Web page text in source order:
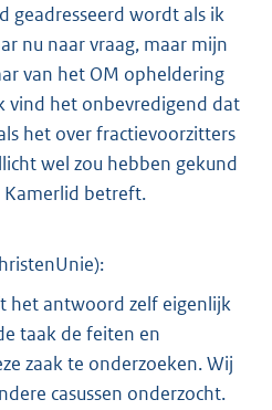
geadresseerd wordt als ik
nu naar vraag, maar mijn
van het OM opheldering
vind het onbevredigend dat
het over fractievoorzitters
wel zou hebben gekund
Kamerlid betreft.
):
het antwoord zelf eigenlijk
taak de feiten en
zaak te onderzoeken. Wij
casussen onderzocht.